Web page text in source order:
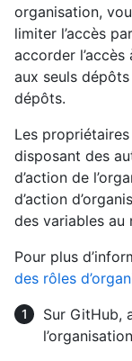
organisation,
limiter l’accès
accorder
aux seuls
dépôts.
Les
disposant des
d’action de
d’action
des variables au
Pour plus
des rôles
Sur GitHub,